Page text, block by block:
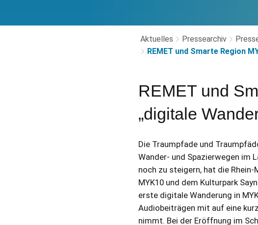
Aktuelles Pressearchiv
REMET und Smarte Region
REMET und
„digitale
Die Traumpfade und
Wander- und Spazierwegen im
noch zu steigern, hat die
MYK10 und dem Kulturpark
erste digitale Wanderung in
Audiobeiträgen mit auf eine
nimmt. Bei der Eröffnung im